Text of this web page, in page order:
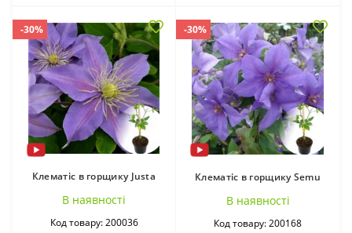
-30%
Клематіс в горщику Justa
В наявностi
Код товару: 200036
-30%
Клематіс в горщику Semu
В наявностi
Код товару: 200168